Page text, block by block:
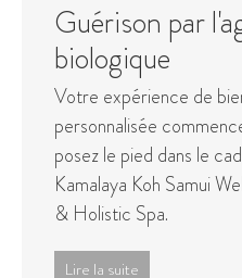
Mentors de
The team of Life
at Kamalaya Koh
Sanctuary & Holistic
an inward journey of
can ...
Lire la suite